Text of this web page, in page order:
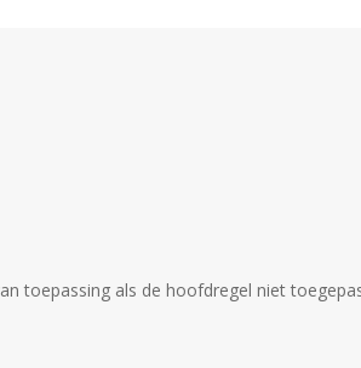
toepassing als de hoofdregel niet